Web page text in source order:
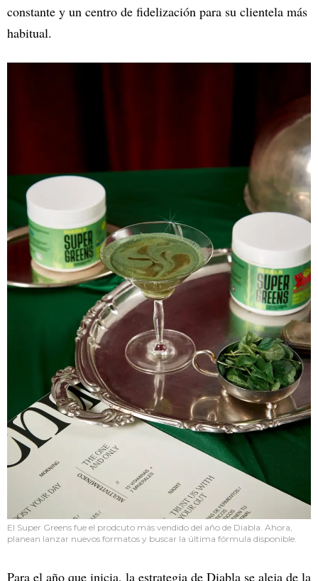
constante y un centro de fidelización para su clientela más
habitual.
El Super Greens fue el prodcuto más vendido del año de Diabla. Ahora,
planean lanzar nuevos formatos y buscar la última fórmula disponible.
Para el año que inicia, la estrategia de Diabla se aleja de la